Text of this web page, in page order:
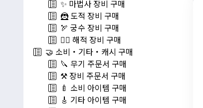
✨ 마법사 장비 구매
🦹 도적 장비 구매
🏹 궁수 장비 구매
🏴‍☠️ 해적 장비 구매
🤝 소비・기타・캐시 구매
🔪 무기 주문서 구매
⚒️ 장비 주문서 구매
🍼 소비 아이템 구매
🎸 기타 아이템 구매